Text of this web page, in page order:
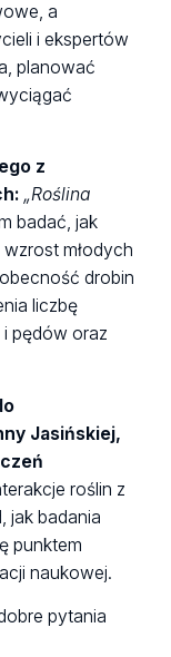
a
i ekspertów
planować
z
„Roślina
badać, jak
wzrost młodych
drobin
liczbę
i pędów oraz
Jasińskiej,
roślin z
jak badania
punktem
naukowej.
pytania